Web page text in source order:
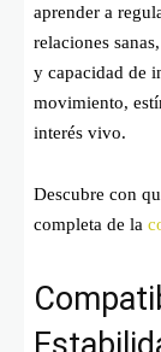
aprender a
relaciones
y capacidad de
movimiento,
interés vivo.
Descubre con
completa de la